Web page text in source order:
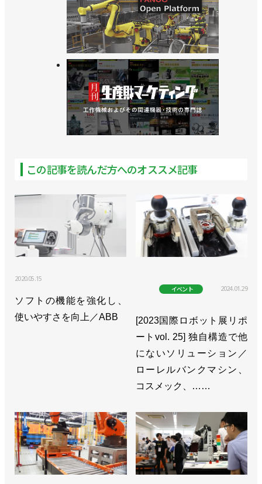
この記事を読んだ方へのオススメ記事
2020.05.15
ソフトの機能を強化し、
使いやすさを向上／ABB
イベント 2024.01.29
[2023国際ロボット展リポ
ートvol. 25] 独自構造で他
にないソリューション／
ローレルバンクマシン、
コスメック、……